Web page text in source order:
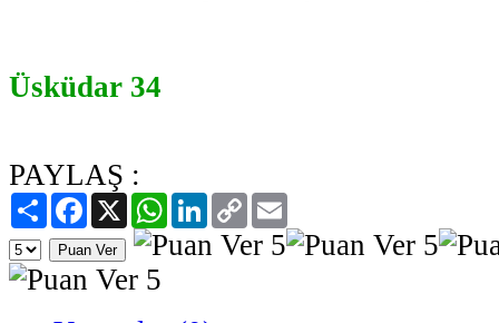
Üsküdar 34
PAYLAŞ :
PaylaşFacebook
X WhatsAppLinkedIn
Copy
Link